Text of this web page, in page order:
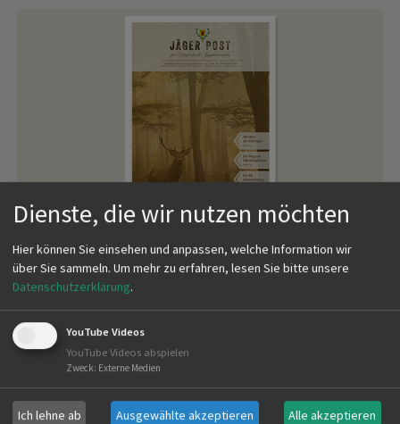
JÄGERPOST AUSGABE 95
Frühjahr 2024
Dienste, die wir nutzen möchten
Hier können Sie einsehen und anpassen, welche Information wir
über Sie sammeln. Um mehr zu erfahren, lesen Sie bitte unsere
Datenschutzerklärung.
YouTube Videos
YouTube Videos abspielen
Zweck: Externe Medien
Ich lehne ab Ausgewählte akzeptieren Alle akzeptieren